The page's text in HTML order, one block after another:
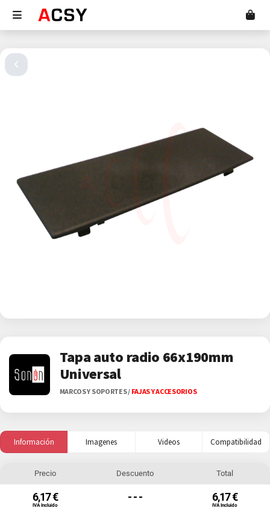
Tapa auto radio 66x190mm
Universal
MARCOS Y SOPORTES/ FAJAS Y ACCESORIOS
Información Imagenes Videos Compatibilidad
Precio
6,17 €
IVA Incluido
Descuento
- - -
Total
6,17 €
IVA Incluido